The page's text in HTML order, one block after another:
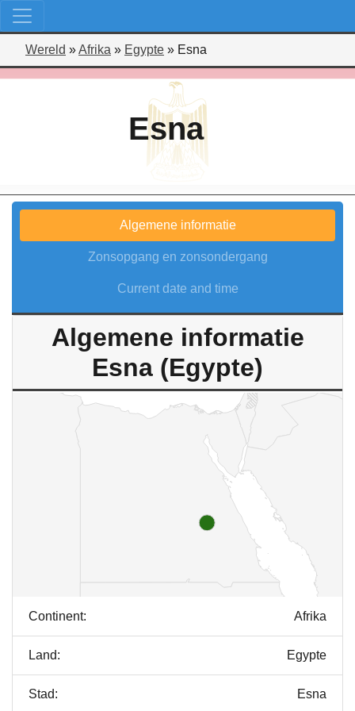
Wereld »Afrika » Egypte » Esna
Esna
Algemene informatie
Zonsopgang en zonsondergang
Current date and time
Algemene informatie
Esna (Egypte)
Continent: Afrika
Land: Egypte
Stad: Esna